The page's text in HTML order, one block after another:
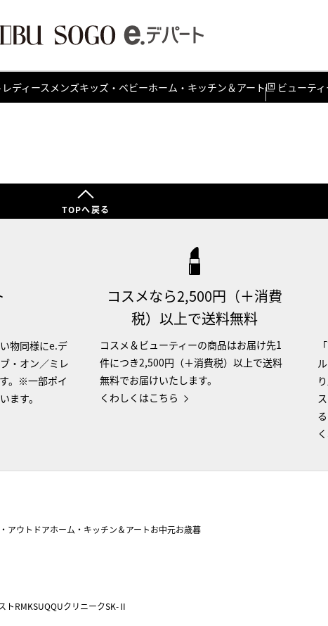
レディース メンズキッズ・ベビーホーム・キッチン＆アート ビューテ
TOPへ戻る
物同様にe.デ
・オン／ミレ
。※一部ポイ
ます。
コスメなら2,500円（＋消費
税）以上で送料無料
コスメ＆ビューティーの商品はお届け先1
件につき2,500円（＋消費税）以上で送料
無料でお届けいたします。
くわしくはこちら
アウトドアホーム・キッチン＆アートお中元お歳暮
トRMKSUQQUクリニークSK-Ⅱ